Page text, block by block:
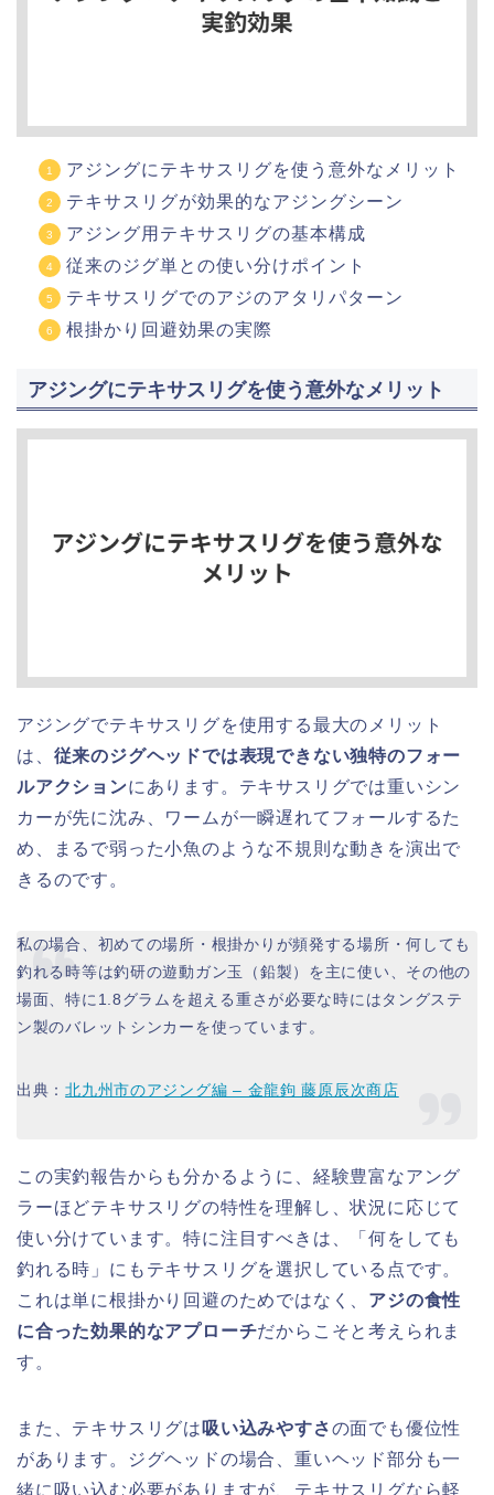
アジングにテキサスリグを使う意外なメリット
テキサスリグが効果的なアジングシーン
アジング用テキサスリグの基本構成
従来のジグ単との使い分けポイント
テキサスリグでのアジのアタリパターン
根掛かり回避効果の実際
アジングにテキサスリグを使う意外なメリット
アジングでテキサスリグを使用する最大のメリット
は、 従来のジグヘッドでは表現できない独特のフォー
ルアクションにあります。テキサスリグでは重いシン
カーが先に沈み、ワームが一瞬遅れてフォールするた
め、まるで弱った小魚のような不規則な動きを演出で
きるのです。
私の場合、初めての場所・根掛かりが頻発する場所・何しても
釣れる時等は釣研の遊動ガン玉（鉛製）を主に使い、その他の
場面、特に1.8グラムを超える重さが必要な時にはタングステ
ン製のバレットシンカーを使っています。
出典：北九州市のアジング編 – 金龍鉤 藤原辰次商店
この実釣報告からも分かるように、経験豊富なアング
ラーほどテキサスリグの特性を理解し、状況に応じて
使い分けています。特に注目すべきは、「何をしても
釣れる時」にもテキサスリグを選択している点です。
これは単に根掛かり回避のためではなく、 アジの食性
に合った効果的なアプローチだからこそと考えられま
す。
また、テキサスリグは吸い込みやすさの面でも優位性
があります。ジグヘッドの場合、重いヘッド部分も一
緒に吸い込む必要がありますが、テキサスリグなら軽